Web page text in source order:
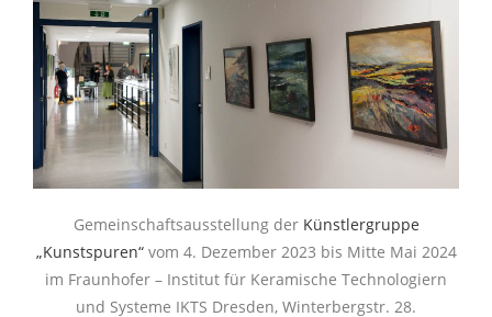
Gemeinschaftsausstellung der Künstlergruppe
„Kunstspuren“ vom 4. Dezember 2023 bis Mitte Mai 2024
im Fraunhofer – Institut für Keramische Technologiern
und Systeme IKTS Dresden, Winterbergstr. 28.